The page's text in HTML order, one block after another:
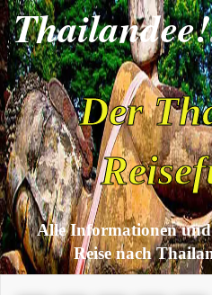
Thailandee!
Der
Alle Informationen
Reise nach